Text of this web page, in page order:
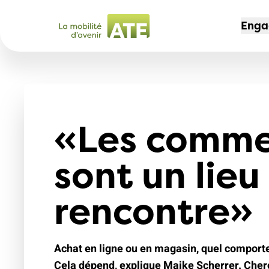
Le
«Les
sont un
rencontre»
Achat en ligne ou en magasin, quel
Cela dépend, explique Maike Scherrer.